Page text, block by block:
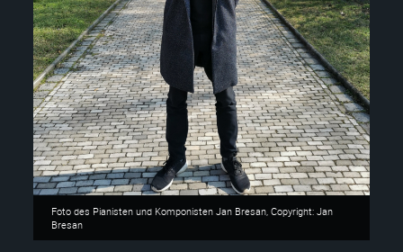
Foto des Pianisten und Komponisten Jan Bresan, Copyright: Jan
Bresan